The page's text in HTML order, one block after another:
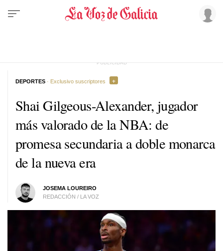
Shai Gilgeous-Alexander, jugador
más valorado de la NBA: de
promesa secundaria a doble monarca
de la nueva era
JOSEMA LOUREIRO
REDACCIÓN / LA VOZ
DEPORTES · Exclusivo suscriptores